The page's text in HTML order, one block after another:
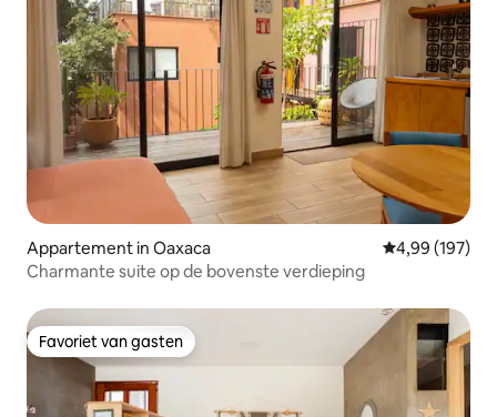
Appartement in Oaxaca Gemiddelde
4,99 (197)
Charmante suite op de bovenste verdieping
Favoriet van gasten
Favoriet van gasten